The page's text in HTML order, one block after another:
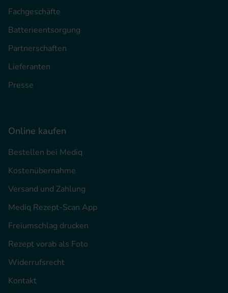
Fachgeschäfte
Batterieentsorgung
Partnerschaften
Lieferanten
Presse
Online kaufen
Bestellen bei Mediq
Kostenübernahme
Versand und Zahlung
Mediq Rezept-Scan App
Freiumschlag drucken
Rezept vorab als Foto
Widerrufsrecht
Kontakt